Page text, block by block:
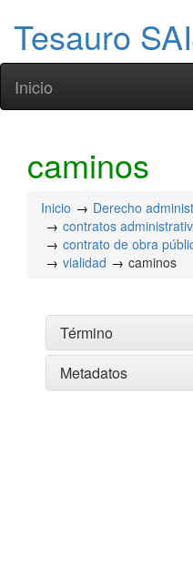
Tesauro
Inicio
caminos
Inicio
Derecho
contratos
contrato de obra
vialidad
caminos
Término
Metadatos